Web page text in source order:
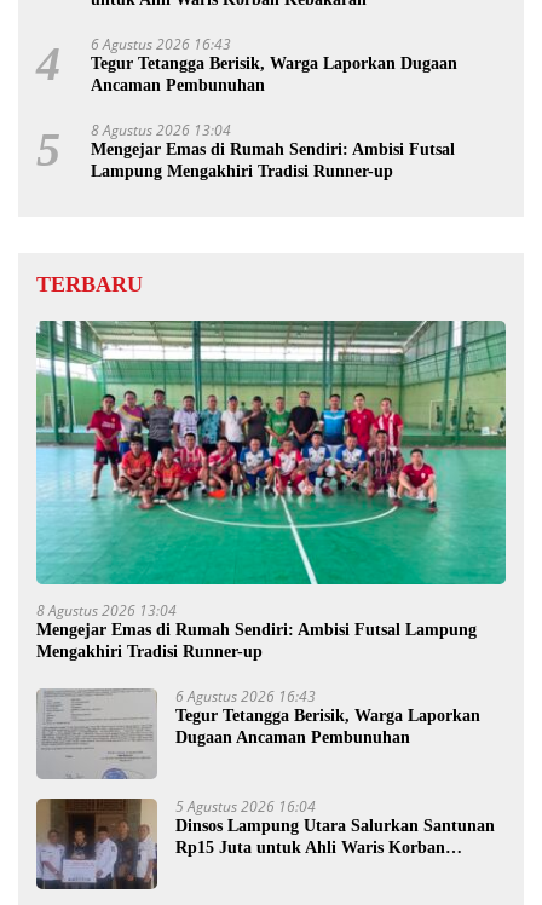
4 6 Agustus 2026 16:43
Tegur Tetangga Berisik, Warga Laporkan Dugaan
Ancaman Pembunuhan
5 8 Agustus 2026 13:04
Mengejar Emas di Rumah Sendiri: Ambisi Futsal
Lampung Mengakhiri Tradisi Runner-up
TERBARU
8 Agustus 2026 13:04
Mengejar Emas di Rumah Sendiri: Ambisi Futsal Lampung
Mengakhiri Tradisi Runner-up
6 Agustus 2026 16:43
Tegur Tetangga Berisik, Warga Laporkan
Dugaan Ancaman Pembunuhan
5 Agustus 2026 16:04
Dinsos Lampung Utara Salurkan Santunan
Rp15 Juta untuk Ahli Waris Korban